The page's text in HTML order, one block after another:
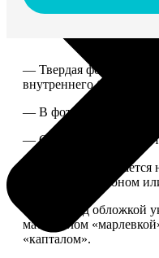
— Твердая
внутреннего блока.
— В фотокниге может
— Страницы плотные,
— Книга раскрывается
укреплены картоном
— Блок под обложкой
материалом
«капталом».